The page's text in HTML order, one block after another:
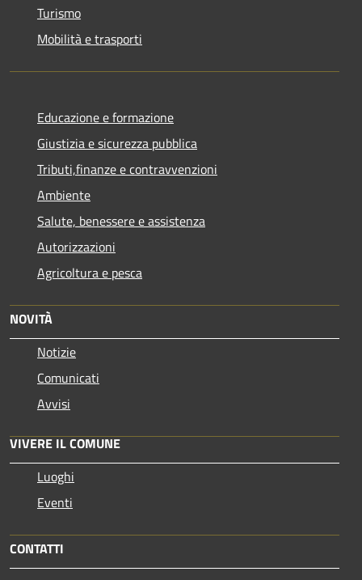
Turismo
Mobilità e trasporti
Educazione e formazione
Giustizia e sicurezza pubblica
Tributi,finanze e contravvenzioni
Ambiente
Salute, benessere e assistenza
Autorizzazioni
Agricoltura e pesca
NOVITÀ
Notizie
Comunicati
Avvisi
VIVERE IL COMUNE
Luoghi
Eventi
CONTATTI